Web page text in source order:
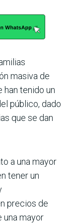
masiva de
tenido un
público, dado
que se dan
a una mayor
tener un
precios de
una mayor